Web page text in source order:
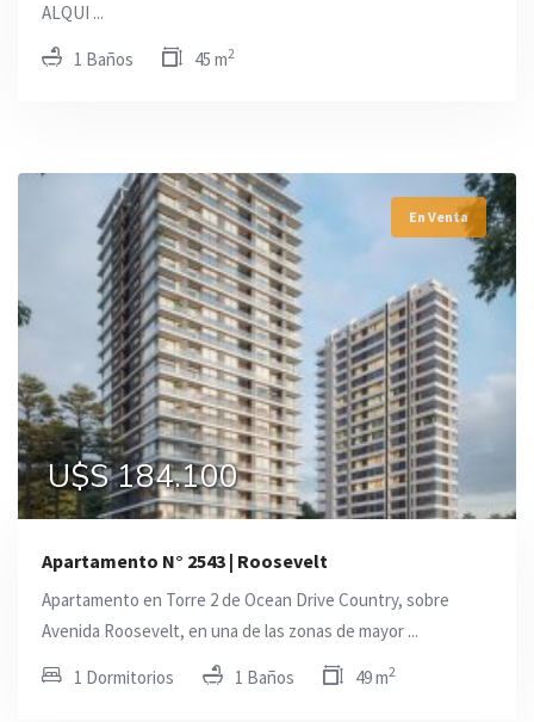
ALQUI ...
1 Baños 45 m2
En Venta
U$S 184.100
Apartamento N° 2543 | Roosevelt
Apartamento en Torre 2 de Ocean Drive Country, sobre
Avenida Roosevelt, en una de las zonas de mayor ...
1 Dormitorios 1 Baños 49 m2